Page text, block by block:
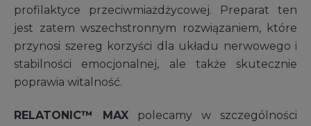
profilaktyce przeciwmiażdżycowej. Preparat ten
jest zatem wszechstronnym rozwiązaniem, które
przynosi szereg korzyści dla układu nerwowego i
stabilności emocjonalnej, ale także skutecznie
poprawia witalność.
RELATONIC™ MAX polecamy w szczególności